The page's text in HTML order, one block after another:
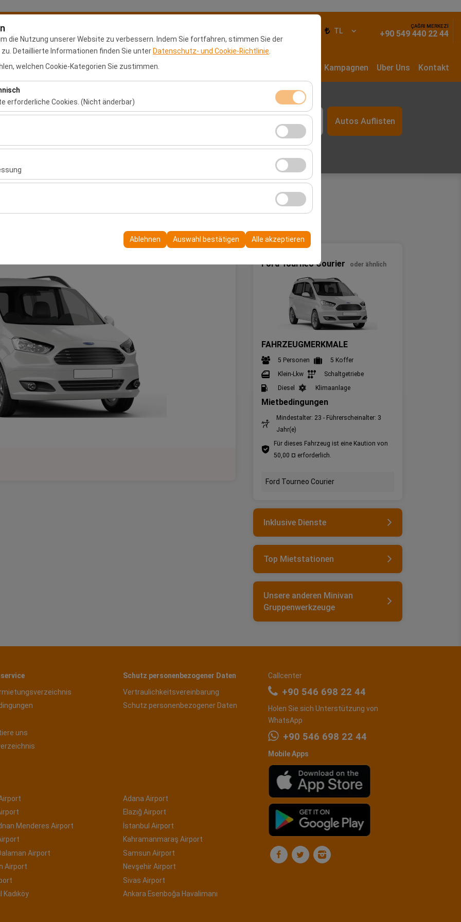
die Nutzung unserer Website zu verbessern. Indem Sie fortfahren, stimmen Sie der
zu. Detaillierte Informationen finden Sie unter Datenschutz- und Cookie-Richtlinie
welchen Cookie-Kategorien Sie zustimmen.
erforderliche Cookies. (Nicht änderbar)
ordnungsgemäße Funktionieren der Website, die Sicherheit, die Sitzungsverwaltung
erforderlich. Sie können nicht deaktiviert werden.
es uns, zu analysieren, wie unsere Website genutzt wird (Besucherzahl,
Diese Daten werden verwendet, um die Leistung der Website zu messen
kontinuierlich zu verbessern.
es uns, Ihnen auf Ihre Interessen abgestimmte personalisierte Werbung anzuzeigen
Werbekampagnen zu messen (Impressionen, Klickrate).
Benutzeroberflächeneinstellungen, Sprachpräferenzen und andere Konfigurationen
Ablehnen Auswahl bestätigen Alle akzeptieren
TL
ÇAĞRI MERKEZİ
+90 549 440 22 44
Anasayfa Mietstandorte Franchise-Antrag Kampagnen Uber Uns Kontakt
Abholdatum & Zeit
Autos Auflisten
Ford Tourneo Courier oder ähnlich
FAHRZEUGMERKMALE
5 Personen
5 Koffer
Klein-Lkw
Schaltgetriebe
Diesel
Klimaanlage
Mietbedingungen
Mindestalter: 23 - Führerscheinalter: 3
Jahr(e)
Für dieses Fahrzeug ist eine Kaution von
50,00 ¤ erforderlich.
Ford Tourneo Courier
Inklusive Dienste
Top Mietstationen
Unsere anderen Minivan
Gruppenwerkzeuge
uns
Schutz personenbezogener Daten
Vertraulichkeitsvereinbarung
Schutz personenbezogener Daten
Menderes Airport
Airport
Airport
Kadıköy
Adana Airport
Elazığ Airport
İstanbul Airport
Kahramanmaraş Airport
Samsun Airport
Nevşehir Airport
Sivas Airport
Ankara Esenboğa Havalimanı
Callcenter
+90 546 698 22 44
Holen Sie sich Unterstützung von
WhatsApp
+90 546 698 22 44
Mobile Apps